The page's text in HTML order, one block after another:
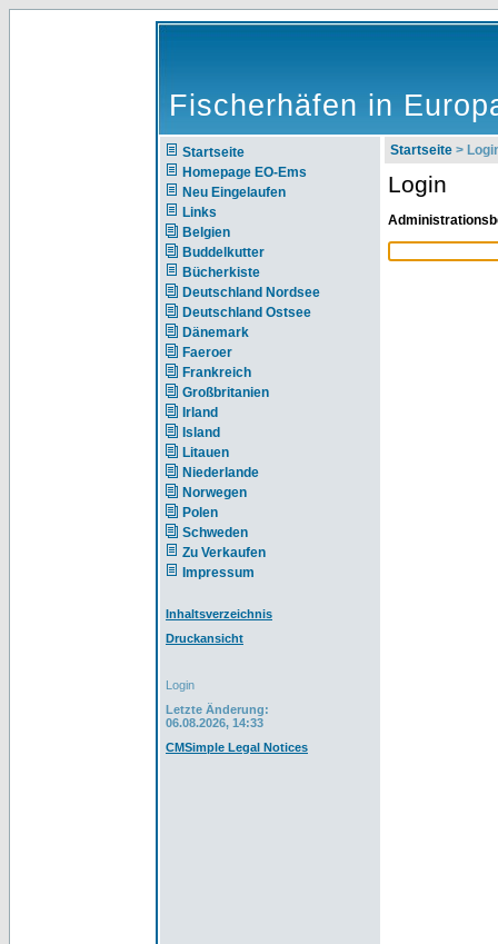
Fischerhäfen in
Startseite
Homepage EO-Ems
Neu Eingelaufen
Links
Belgien
Buddelkutter
Bücherkiste
Deutschland Nordsee
Deutschland Ostsee
Dänemark
Faeroer
Frankreich
Großbritanien
Irland
Island
Litauen
Niederlande
Norwegen
Polen
Schweden
Zu Verkaufen
Impressum
Inhaltsverzeichnis
Druckansicht
Login
Letzte Änderung:
06.08.2026, 14:33
CMSimple Legal Notices
Startseite >
Login